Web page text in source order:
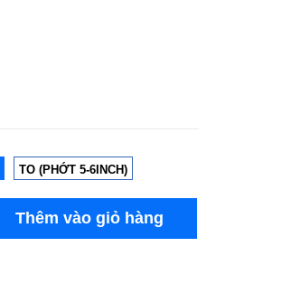
TO (PHỚT 5-6INCH)
Thêm vào giỏ hàng